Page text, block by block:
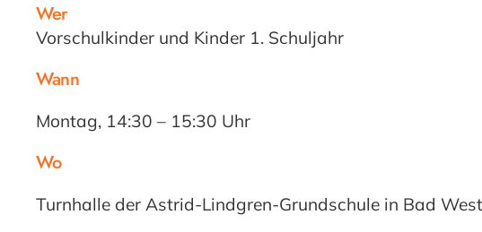
Wer
Vorschulkinder und Kinder 1. Schuljahr
Wann
Montag, 14:30 – 15:30 Uhr
Wo
Turnhalle der Astrid-Lindgren-Grundschule in Bad